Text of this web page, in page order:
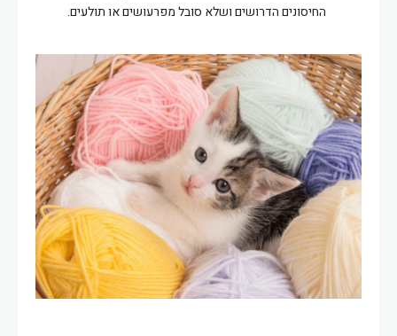
החיסונים הדרושים ושלא סובל מפרעושים או תולעים.